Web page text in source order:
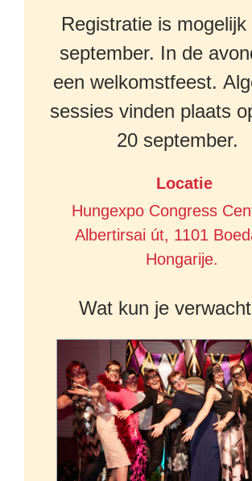
Registratie is mogelijk
september. In de
een welkomstfeest.
sessies vinden plaats
20 september.
Locatie
Hungexpo Congress
Albertirsai út, 1101
Hongarije.
Wat kun je